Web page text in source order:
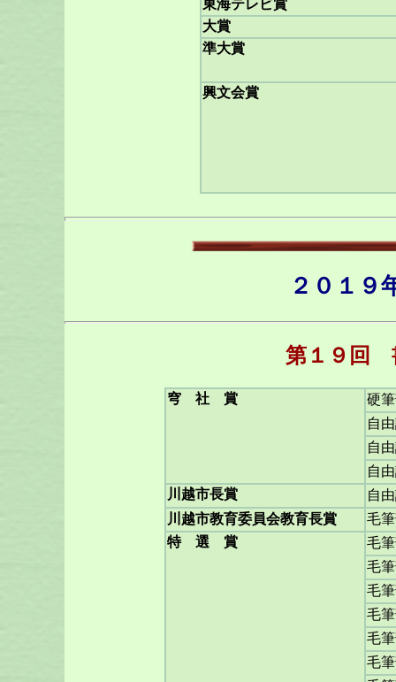
東海テレビ賞
大賞
準大賞
興文会賞
２０１９
第１９回
穹 社 賞
硬
自
自
自
川越市長賞
自
川越市教育委員会教育長賞
毛
特 選 賞
毛
毛
毛
毛
毛
毛